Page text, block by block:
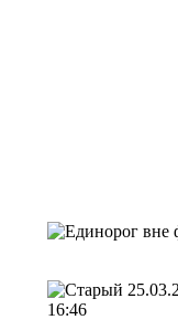
16:46